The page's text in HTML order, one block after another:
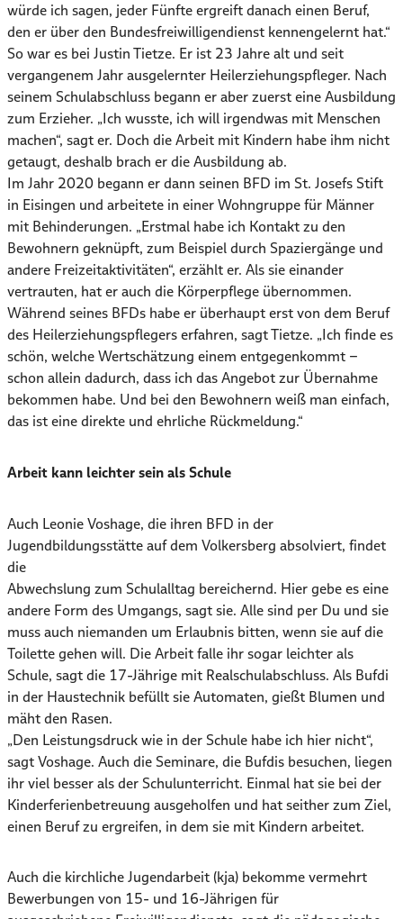
würde ich sagen, jeder Fünfte ergreift danach einen Beruf,
den er über den Bundesfreiwilligendienst kennengelernt hat.“
So war es bei Justin Tietze. Er ist 23 Jahre alt und seit
vergangenem Jahr ausgelernter Heilerziehungspfleger. Nach
seinem Schulabschluss begann er aber zuerst eine Ausbildung
zum Erzieher. „Ich wusste, ich will irgendwas mit Menschen
machen“, sagt er. Doch die Arbeit mit Kindern habe ihm nicht
getaugt, deshalb brach er die Ausbildung ab.
Im Jahr 2020 begann er dann seinen BFD im St. Josefs Stift
in Eisingen und arbeitete in einer Wohngruppe für Männer
mit Behinderungen. „Erstmal habe ich Kontakt zu den
Bewohnern geknüpft, zum Beispiel durch Spaziergänge und
andere Freizeitaktivitäten“, erzählt er. Als sie einander
vertrauten, hat er auch die Körperpflege übernommen.
Während seines BFDs habe er überhaupt erst von dem Beruf
des Heilerziehungspflegers erfahren, sagt Tietze. „Ich finde es
schön, welche Wertschätzung einem entgegenkommt –
schon allein dadurch, dass ich das Angebot zur Übernahme
bekommen habe. Und bei den Bewohnern weiß man einfach,
das ist eine direkte und ehrliche Rückmeldung.“
Arbeit kann leichter sein als Schule
Auch Leonie Voshage, die ihren BFD in der
Jugendbildungsstätte auf dem Volkersberg absolviert, findet
die
Abwechslung zum Schulalltag bereichernd. Hier gebe es eine
andere Form des Umgangs, sagt sie. Alle sind per Du und sie
muss auch niemanden um Erlaubnis bitten, wenn sie auf die
Toilette gehen will. Die Arbeit falle ihr sogar leichter als
Schule, sagt die 17-Jährige mit Realschulabschluss. Als Bufdi
in der Haustechnik befüllt sie Automaten, gießt Blumen und
mäht den Rasen.
„Den Leistungsdruck wie in der Schule habe ich hier nicht“,
sagt Voshage. Auch die Seminare, die Bufdis besuchen, liegen
ihr viel besser als der Schulunterricht. Einmal hat sie bei der
Kinderferienbetreuung ausgeholfen und hat seither zum Ziel,
einen Beruf zu ergreifen, in dem sie mit Kindern arbeitet.
Auch die kirchliche Jugendarbeit (kja) bekomme vermehrt
Bewerbungen von 15- und 16-Jährigen für